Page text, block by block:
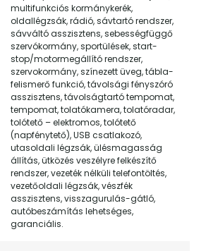
multifunkciós kormánykerék,
oldallégzsák, rádió, sávtartó rendszer,
sávváltó asszisztens, sebességfüggő
szervókormány, sportülések, start-
stop/motormegállító rendszer,
szervokormány, színezett üveg, tábla-
felismerő funkció, távolsági fényszóró
asszisztens, távolságtartó tempomat,
tempomat, tolatókamera, tolatóradar,
tolótető – elektromos, tolótető
(napfénytető), USB csatlakozó,
utasoldali légzsák, ülésmagasság
állítás, ütközés veszélyre felkészítő
rendszer, vezeték nélküli telefontöltés,
vezetőoldali légzsák, vészfék
asszisztens, visszagurulás-gátló,
autóbeszámítás lehetséges,
garanciális.